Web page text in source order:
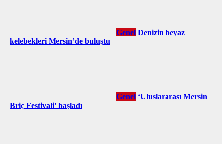
Genel Denizin beyaz
kelebekleri Mersin’de buluştu
Genel ‘Uluslararası Mersin
Briç Festivali’ başladı